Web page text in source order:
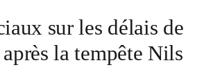
sur les délais de
la tempête Nils